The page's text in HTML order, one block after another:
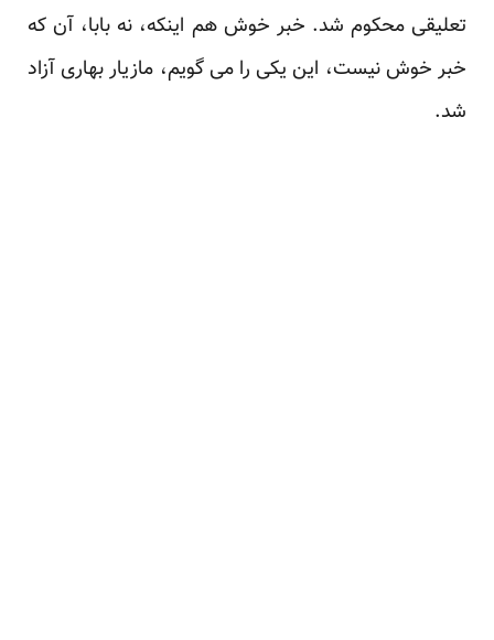
تعلیقی محکوم شد. خبر خوش هم اینکه، نه بابا، آن که
خبر خوش نیست، این یکی را می گویم، مازیار بهاری آزاد
شد.